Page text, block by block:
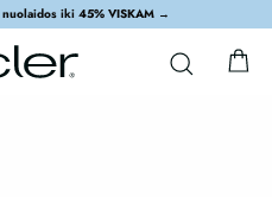
nuolaidos iki 45% VISKAM →